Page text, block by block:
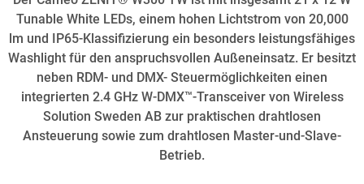
Tunable White LEDs, einem hohen Lichtstrom von 20,000
lm und IP65-Klassifizierung ein besonders leistungsfähiges
Washlight für den anspruchsvollen Außeneinsatz. Er besitzt
neben RDM- und DMX- Steuermöglichkeiten einen
integrierten 2.4 GHz W-DMX™-Transceiver von Wireless
Solution Sweden AB zur praktischen drahtlosen
Ansteuerung sowie zum drahtlosen Master-und-Slave-
Betrieb.